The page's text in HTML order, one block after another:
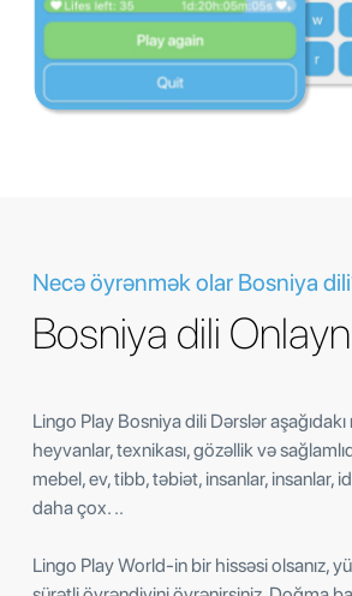
Necə öyrənmək olar Bosniya
Bosniya dili
Lingo Play Bosniya dili Dərslər
heyvanlar, texnikası, gözəllik və
mebel, ev, tibb, təbiət, insanlar, insanlar,
daha çox. ..
Lingo Play World-in bir hissəsi olsanız,